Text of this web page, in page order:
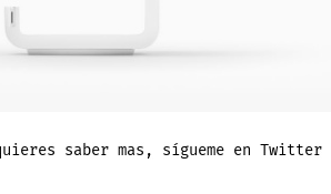
saber mas, sígueme en Twitter